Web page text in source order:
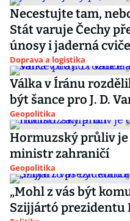
Necestujte tam,
Stát varuje Čechy
únosy i jaderná
Doprava a logistika
Válka v Íránu
být šance pro J. D.
Geopolitika
Hormuzský průliv
ministr zahraničí
Geopolitika
„Mohl z vás být
Szijjártó prezidentu